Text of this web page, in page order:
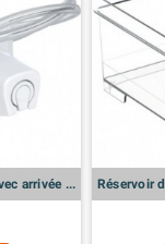
Ensemble douchette avec arrivée d'eau, pour Geberit AquaClean Cama